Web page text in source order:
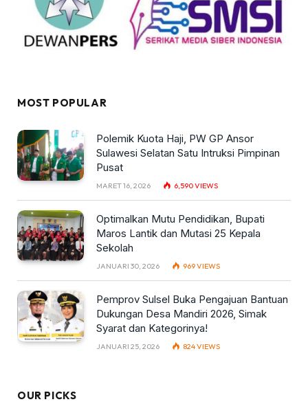
MOST POPULAR
Polemik Kuota Haji, PW GP Ansor
Sulawesi Selatan Satu Intruksi Pimpinan
Pusat
MARET 16, 2026 6,590VIEWS
Optimalkan Mutu Pendidikan, Bupati
Maros Lantik dan Mutasi 25 Kepala
Sekolah
JANUARI 30, 2026 969VIEWS
Pemprov Sulsel Buka Pengajuan Bantuan
Dukungan Desa Mandiri 2026, Simak
Syarat dan Kategorinya!
JANUARI 25, 2026 824VIEWS
OUR PICKS